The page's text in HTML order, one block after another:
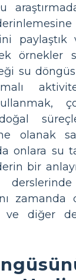
paylaştık
örnekler
su
olanak
onlara su
bir
ve diğer